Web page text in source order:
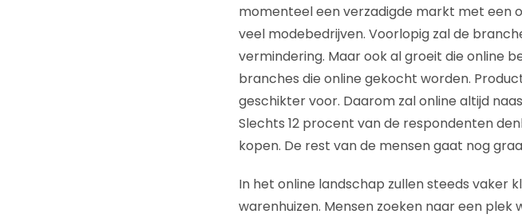
momenteel een verzadigde markt met een
veel modebedrijven. Voorlopig zal de
vermindering. Maar ook al groeit die online
branches die online gekocht worden.
geschikter voor. Daarom zal online altijd
Slechts 12 procent van de respondenten
kopen. De rest van de mensen gaat nog
In het online landschap zullen steeds vaker
warenhuizen. Mensen zoeken naar een